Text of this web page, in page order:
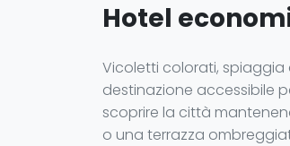
Hotel
Vicoletti colorati, spiaggia
destinazione accessibile
scoprire la città
o una terrazza